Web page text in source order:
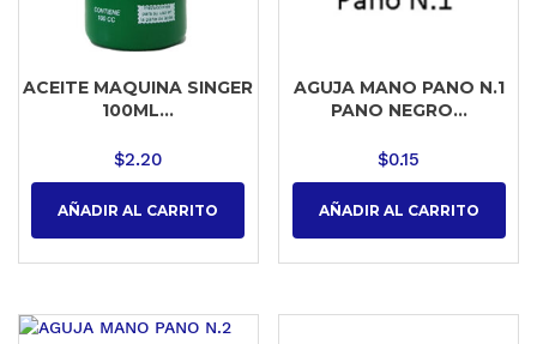
ACEITE MAQUINA SINGER
100ML...
$2.20
AÑADIR AL CARRITO
AGUJA MANO PANO N.1
PANO NEGRO...
$0.15
AÑADIR AL CARRITO